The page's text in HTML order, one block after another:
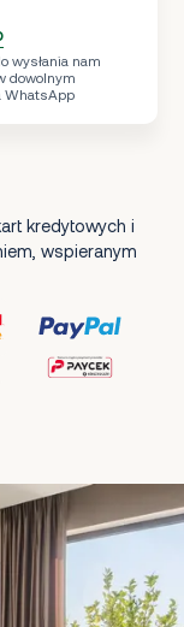
wysłania nam
dowolnym
WhatsApp
kredytowych i
wspieranym